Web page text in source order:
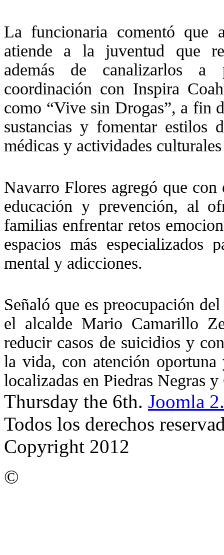
La funcionaria comentó
atiende a la juventud que
además de canalizarlos a
coordinación con Inspira
como “Vive sin Drogas”, a fin
sustancias y fomentar estilos
médicas y actividades
Navarro Flores agregó que con
educación y prevención, al
familias enfrentar retos
espacios más especializados
mental y adicciones.
Señaló que es preocupación
el alcalde Mario Camarillo
reducir casos de suicidios y
la vida, con atención oportuna
localizadas en Piedras Negras
Thursday the 6th. Joomla
Todos los derechos
Copyright 2012
©